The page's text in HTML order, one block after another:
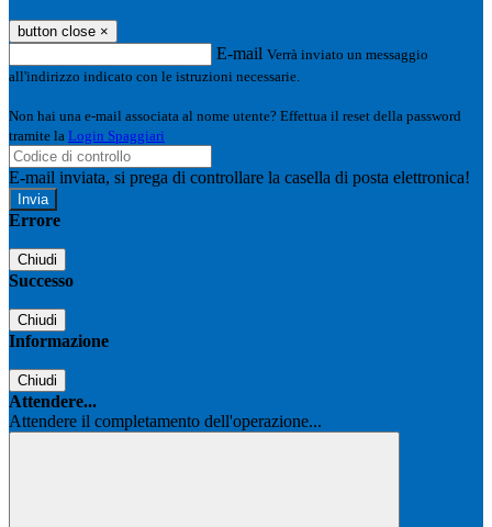
button close ×
E-mail Verrà inviato un messaggio
all'indirizzo indicato con le istruzioni necessarie.
Non hai una e-mail associata al nome utente? Effettua il reset della password
tramite la Login Spaggiari
E-mail inviata, si prega di controllare la casella di posta elettronica!
Errore
Chiudi
Successo
Chiudi
Informazione
Chiudi
Attendere...
Attendere il completamento dell'operazione...